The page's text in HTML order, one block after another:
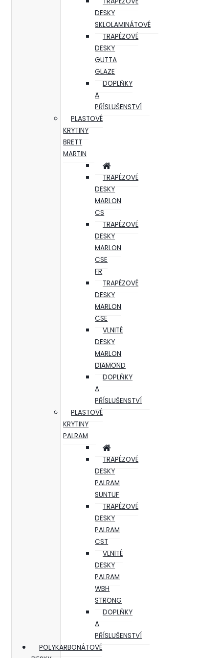
DESKY
SKLOLAMINÁTOVÉ
TRAPÉZOVÉ
DESKY
GUTTA
GLAZE
DOPLŇKY
A
PŘÍSLUŠENSTVÍ
PLASTOVÉ
KRYTINY
BRETT
MARTIN
TRAPÉZOVÉ
DESKY
MARLON
CS
TRAPÉZOVÉ
DESKY
MARLON
CSE
FR
TRAPÉZOVÉ
DESKY
MARLON
CSE
VLNITÉ
DESKY
MARLON
DIAMOND
DOPLŇKY
A
PŘÍSLUŠENSTVÍ
PLASTOVÉ
KRYTINY
PALRAM
TRAPÉZOVÉ
DESKY
PALRAM
SUNTUF
TRAPÉZOVÉ
DESKY
PALRAM
CST
VLNITÉ
DESKY
PALRAM
WBH
STRONG
DOPLŇKY
A
PŘÍSLUŠENSTVÍ
POLYKARBONÁTOVÉ